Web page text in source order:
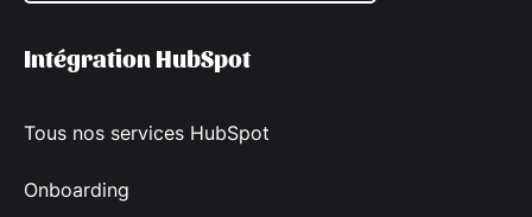
Intégration HubSpot
Tous nos services HubSpot
Onboarding